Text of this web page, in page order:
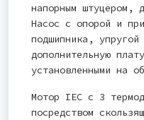
напорным штуцером,
Насос с опорой и
подшипника,
дополнительную
установленными на
Мотор IEC с 3
посредством